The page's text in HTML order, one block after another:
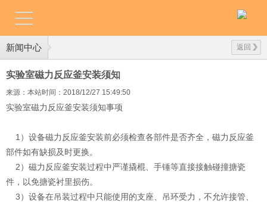
新闻中心 返回
实验室磁力反应釜安装须知
来源：本站时间：2018/12/27 15:49:50
实验室磁力反应釜安装须知事项
1）设备磁力反应釜安装前必须检查各部件是否齐全，磁力反应釜
部件如有缺损及时更换。
2）磁力反应釜安装过程中严谨撬棍、手锤等直接接触碰撞搪瓷
件，以免搪瓷衬里损伤。
3）设备在吊装过程中只能使用的支座、吊环受力，不允许接管、